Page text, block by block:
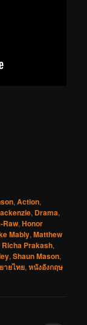
,Action,
, Drama,
Raw,Honor
Mably,Matthew
Richa Prakash,
,Shaun Mason,
ายไทย,หนังอังกฤษ